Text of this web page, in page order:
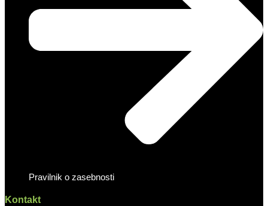
Pravilnik o zasebnosti
Kontakt